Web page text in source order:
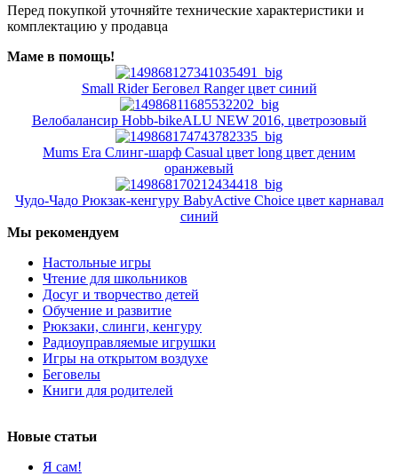
Перед покупкой уточняйте технические характеристики и
комплектацию у продавца
Маме в помощь!
Small Rider Беговел Ranger цвет синий
Велобалансир Hobb-bikeALU NEW 2016, цветрозовый
Mums Era Слинг-шарф Casual цвет long цвет деним
оранжевый
Чудо-Чадо Рюкзак-кенгуру BabyActive Choice цвет карнавал
синий
Мы рекомендуем
Настольные игры
Чтение для школьников
Досуг и творчество детей
Обучение и развитие
Рюкзаки, слинги, кенгуру
Радиоуправляемые игрушки
Игры на открытом воздухе
Беговелы
Книги для родителей
Новые статьи
Я сам!